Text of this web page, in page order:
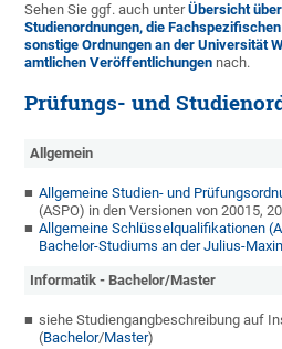
Sehen Sie ggf. auch unterÜbersicht
Studienordnungen, die
sonstige Ordnungen an der Universität
amtlichen Veröffentlichungen nach.
Prüfungs- und
Allgemein
Allgemeine Studien- und
(ASPO) in den Versionen von 20015,
Allgemeine Schlüsselqualifikationen
Bachelor-Studiums an der Julius-
Informatik - Bachelor/Master
siehe Studiengangbeschreibung auf
(Bachelor/Master)